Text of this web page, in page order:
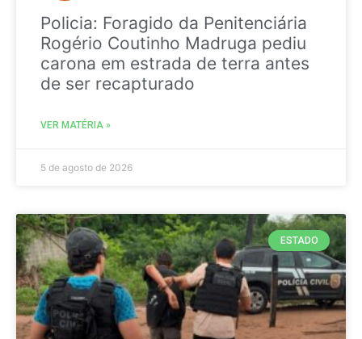
Policia: Foragido da Penitenciária
Rogério Coutinho Madruga pediu
carona em estrada de terra antes
de ser recapturado
VER MATÉRIA »
5 de agosto de 2026
ESTADO